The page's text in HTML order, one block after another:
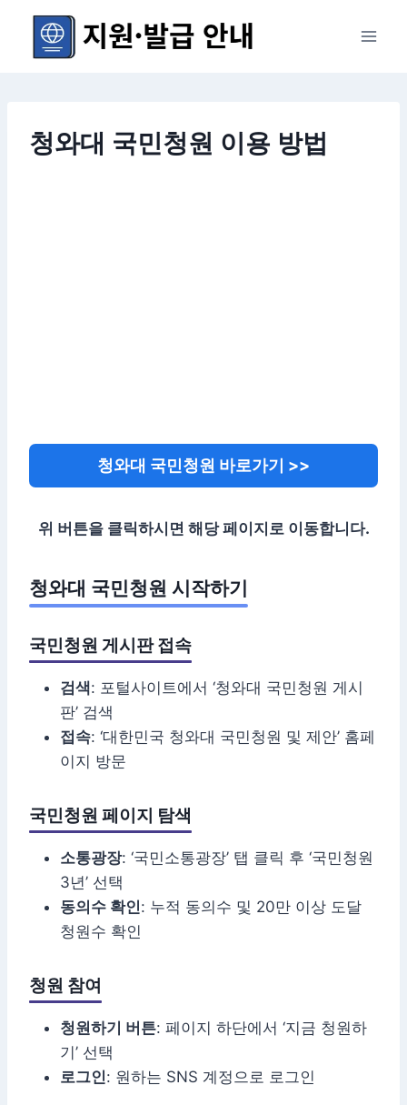
content
청와대 국민청원 이용 방법
청와대 국민청원 바로가기 >>
위 버튼을 클릭하시면 해당 페이지로 이동합니다.
청와대 국민청원 시작하기
국민청원 게시판 접속
검색: 포털사이트에서 ‘청와대 국민청원 게시
판’ 검색
접속: ‘대한민국 청와대 국민청원 및 제안’ 홈페
이지 방문
국민청원 페이지 탐색
소통광장: ‘국민소통광장’ 탭 클릭 후 ‘국민청원
3년’ 선택
동의수 확인: 누적 동의수 및 20만 이상 도달
청원수 확인
청원 참여
청원하기 버튼: 페이지 하단에서 ‘지금 청원하
기’ 선택
로그인: 원하는 SNS 계정으로 로그인